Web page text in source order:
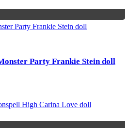
Party Frankie Stein doll